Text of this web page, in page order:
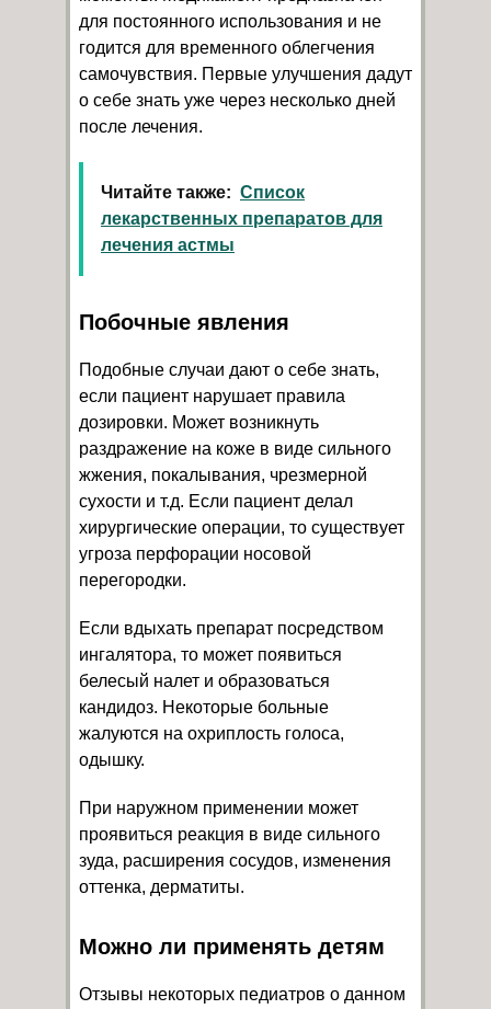
для постоянного использования и не
годится для временного облегчения
самочувствия. Первые улучшения дадут
о себе знать уже через несколько дней
после лечения.
Читайте также: Список
лекарственных препаратов для
лечения астмы
Побочные явления
Подобные случаи дают о себе знать,
если пациент нарушает правила
дозировки. Может возникнуть
раздражение на коже в виде сильного
жжения, покалывания, чрезмерной
сухости и т.д. Если пациент делал
хирургические операции, то существует
угроза перфорации носовой
перегородки.
Если вдыхать препарат посредством
ингалятора, то может появиться
белесый налет и образоваться
кандидоз. Некоторые больные
жалуются на охриплость голоса,
одышку.
При наружном применении может
проявиться реакция в виде сильного
зуда, расширения сосудов, изменения
оттенка, дерматиты.
Можно ли применять детям
Отзывы некоторых педиатров о данном